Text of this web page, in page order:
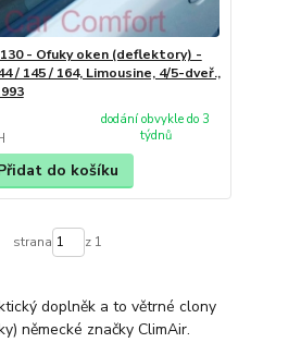
- Ofuky oken (deflektory) -
/ 145 / 164, Limousine, 4/5-dveř.,
dodání obvykle do 3
týdnů
do košíku
strana z 1
doplněk a to větrné clony
německé značky ClimAir.